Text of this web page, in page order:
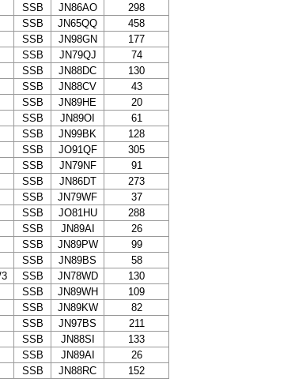
SSB JN86AO
298
SSB JN65QQ
458
SSB JN98GN
177
SSB JN79QJ
74
SSB JN88DC
130
SSB JN88CV
43
SSB JN89HE
20
SSB JN89OI
61
SSB JN99BK
128
SSB JO91QF
305
SSB JN79NF
91
SSB JN86DT
273
SSB JN79WF
37
SSB JO81HU
288
SSB JN89AI
26
SSB JN89PW
99
SSB JN89BS
58
SSB JN78WD
130
SSB JN89WH
109
SSB JN89KW
82
SSB JN97BS
211
SSB JN88SI
133
SSB JN89AI
26
SSB JN88RC
152